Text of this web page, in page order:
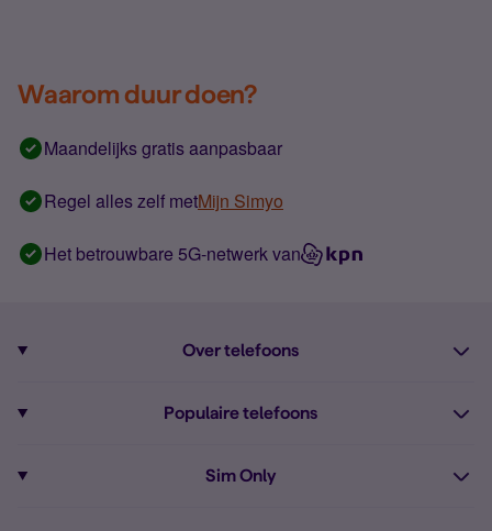
Waarom duur doen?
Maandelijks gratis aanpasbaar
Regel alles zelf metMijn Simyo
Het betrouwbare 5G-netwerk van
Over telefoons
Alle telefoons
Populaire telefoons
Sim Only